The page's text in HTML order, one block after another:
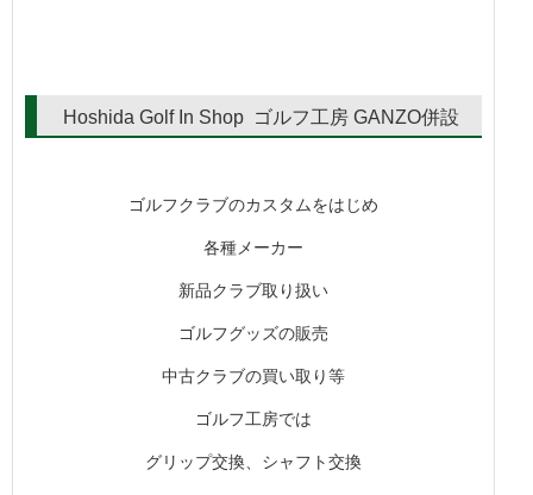
Hoshida Golf In Shop ゴルフ工房 GANZO併設
ゴルフクラブのカスタムをはじめ
各種メーカー
新品クラブ取り扱い
ゴルフグッズの販売
中古クラブの買い取り等
ゴルフ工房では
グリップ交換、シャフト交換